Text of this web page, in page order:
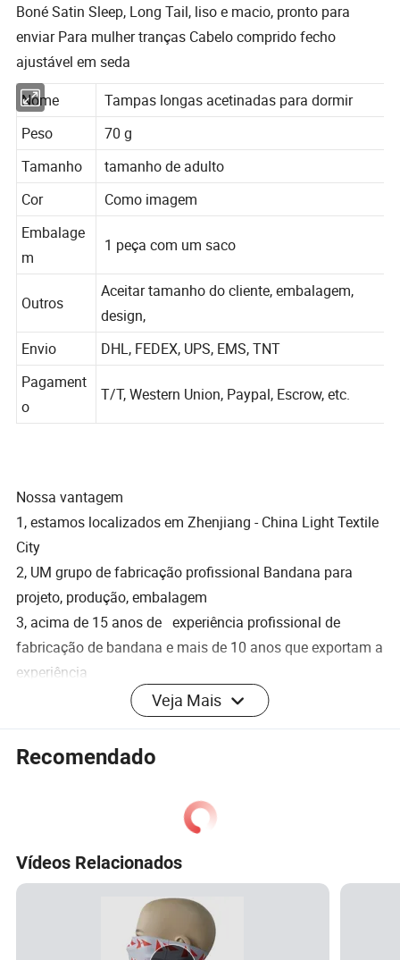
Boné Satin Sleep, Long Tail, liso e macio, pronto para
enviar Para mulher tranças Cabelo comprido fecho
ajustável em seda
Nome
Tampas longas acetinadas para dormir
Peso
70 g
Tamanho
tamanho de adulto
Cor
Como imagem
Embalage
m
Aceitar tamanho do cliente, embalagem,
design,
Envio DHL, FEDEX, UPS, EMS, TNT
Pagament
o
Nossa vantagem
1, estamos localizados em Zhenjiang - China Light Textile
City
2, UM grupo de fabricação profissional Bandana para
projeto, produção, embalagem
3, acima de 15 anos de experiência profissional de
fabricação de bandana e mais de 10 anos que exportam a
experiência
4, valorizamos e respeitamos cada hóspede, atribuímos
importância a cada pedido
5, serviço OEM/ODM
7, boa qualidade: Temos um sistema rigoroso de controlo
transitário (Contrato longo)
9, MOQ baixo: Pode encontrar muito bem seu negócio
Veja Mais
Recomendado
Vídeos Relacionados